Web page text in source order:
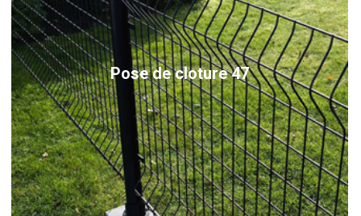
Pose de cloture 47